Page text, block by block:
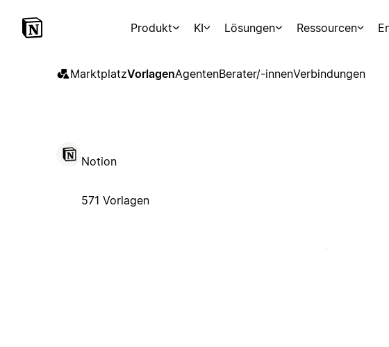
Produkt KI Lösungen Ressourcen
MarktplatzVorlagenAgentenBerater/-innenVerbindungen
Notion
571 Vorlagen